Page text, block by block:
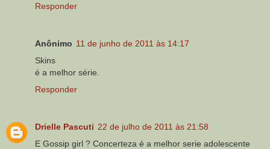
Responder
Anônimo 11 de junho de 2011 às 14:17
Skins
é a melhor série.
Responder
Drielle Pascuti 22 de julho de 2011 às 21:58
E Gossip girl ? Concerteza é a melhor serie adolescente